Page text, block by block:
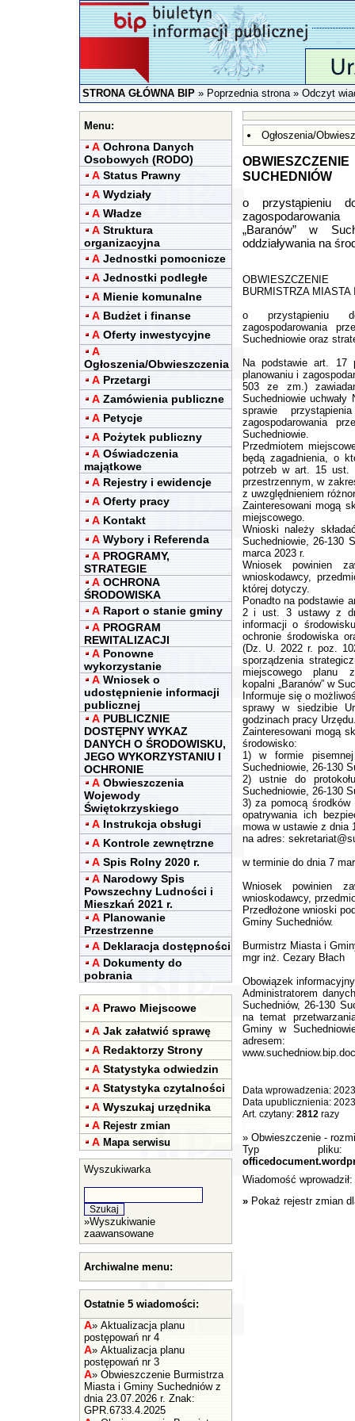
STRONA GŁÓWNA BIP»Poprzednia strona» Odczyt
Menu:
A Ochrona Danych
Osobowych (RODO)
A Status Prawny
A Wydziały
A Władze
A Struktura
organizacyjna
A Jednostki pomocnicze
A Jednostki podległe
A Mienie komunalne
A Budżet i finanse
A Oferty inwestycyjne
A
Ogłoszenia/Obwieszczenia
A Przetargi
A Zamówienia publiczne
A Petycje
A Pożytek publiczny
A Oświadczenia
majątkowe
A Rejestry i ewidencje
A Oferty pracy
A Kontakt
A Wybory i Referenda
A PROGRAMY,
STRATEGIE
A OCHRONA
ŚRODOWISKA
A Raport o stanie gminy
A PROGRAM
REWITALIZACJI
A Ponowne
wykorzystanie
A Wniosek o
udostępnienie informacji
publicznej
A PUBLICZNIE
DOSTĘPNY WYKAZ
DANYCH O ŚRODOWISKU,
JEGO WYKORZYSTANIU I
OCHRONIE
A Obwieszczenia
Wojewody
Świętokrzyskiego
A Instrukcja obsługi
A Kontrole zewnętrzne
A Spis Rolny 2020 r.
A Narodowy Spis
Powszechny Ludności i
Mieszkań 2021 r.
A Planowanie
Przestrzenne
A Deklaracja dostępności
A Dokumenty do
pobrania
A Prawo Miejscowe
A Jak załatwić sprawę
A Redaktorzy Strony
A Statystyka odwiedzin
A Statystyka czytalności
A Wyszukaj urzędnika
A Rejestr zmian
A Mapa serwisu
Wyszukiwarka
»Wyszukiwanie
zaawansowane
Archiwalne menu:
Ostatnie 5 wiadomości:
A» Aktualizacja planu
postępowań nr 4
A» Aktualizacja planu
postępowań nr 3
A» Obwieszczenie Burmistrza
Miasta i Gminy Suchedniów z
dnia 23.07.2026 r. Znak:
GPR.6733.4.2025
Ogłoszenia/
SUCHEDNIÓW
o przystąpieniu
„Baranów” w
oddziaływania na
OBWIESZCZENIE
BURMISTRZA
o przystąpieniu
zagospodarowania
Suchedniowie oraz
Na podstawie art.
planowaniu i
503 ze zm.)
Suchedniowie
sprawie
zagospodarowania
Suchedniowie.
Przedmiotem
będą zagadnienia, o
potrzeb w art. 15 ust.
przestrzennym, w
z uwzględnieniem
Zainteresowani mogą
miejscowego.
Wnioski należy
Suchedniowie, 26-130
marca 2023 r.
Wniosek powinien
wnioskodawcy,
której dotyczy.
Ponadto na podstawie
2 i ust. 3 ustawy z
informacji o
ochronie środowiska
(Dz. U. 2022 r. poz.
sporządzenia
miejscowego planu
kopalni „Baranów” w
Informuje się o
sprawy w siedzibie
godzinach pracy
Zainteresowani mogą
środowisko:
1) w formie
Suchedniowie, 26-130
2) ustnie do
Suchedniowie, 26-130
3) za pomocą
opatrywania ich
mowa w ustawie z dnia
na adres:
w terminie do dnia 7
Wniosek powinien
wnioskodawcy,
Przedłożone wnioski
Gminy Suchedniów.
Burmistrz Miasta i
mgr inż. Cezary Błach
Obowiązek
Administratorem
Suchedniów, 26-130
na temat
Gminy w
adresem:
Data wprowadzenia:
Data upublicznienia:
Art. czytany: 2812razy
» Obwieszczenie-
Typ
Wiadomość wprowadził:
» Pokaż rejestr zmian